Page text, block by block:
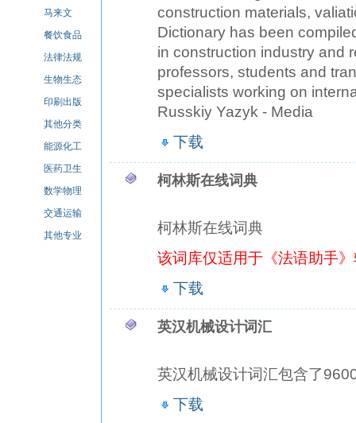
马来文
餐饮食品
法律法规
生物生态
印刷出版
其他分类
能源化工
医药卫生
数学物理
交通运输
其他专业
construction materials,
Dictionary has been
in construction industry and
professors, students and
specialists working on
Russkiy Yazyk - Media
下载
柯林斯在线词典
柯林斯在线词典
该词库仅适用于《法语助手
下载
英汉机械设计词汇
英汉机械设计词汇包含了
下载